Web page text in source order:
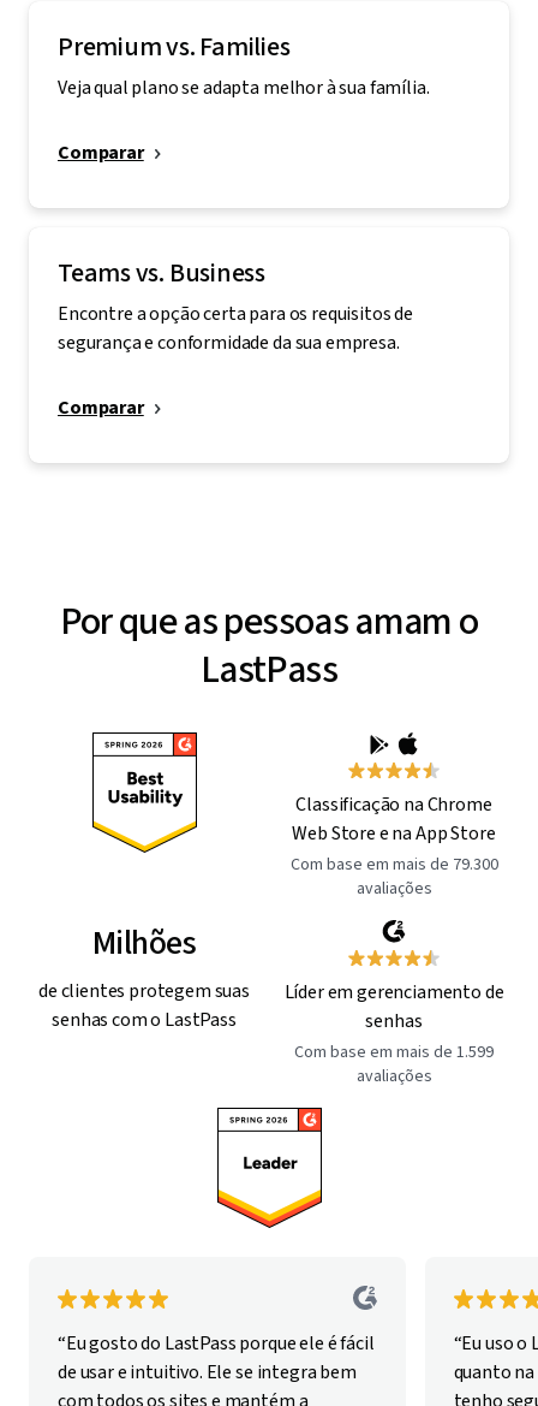
Premium vs. Families
Veja qual plano se adapta melhor à sua família.
Comparar
Teams vs. Business
Encontre a opção certa para os requisitos de
segurança e conformidade da sua empresa.
Comparar
Por que as pessoas amam o
LastPass
Classificação na Chrome
Web Store e na App Store
Com base em mais de 79.300
avaliações
Milhões
de clientes protegem suas
senhas com o LastPass
Líder em gerenciamento de
senhas
Com base em mais de 1.599
avaliações
“Eu gosto do LastPass porque ele é fácil
de usar e intuitivo. Ele se integra bem
“Eu uso
quanto na